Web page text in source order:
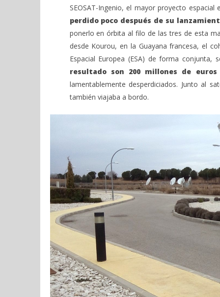
SEOSAT-Ingenio, el mayor proyecto
perdido poco después de su
ponerlo en órbita al filo de las tres de esta
desde Kourou, en la Guayana francesa, el
Espacial Europea (ESA) de forma
resultado son 200 millones de
lamentablemente desperdiciados. Junto al
también viajaba a bordo.